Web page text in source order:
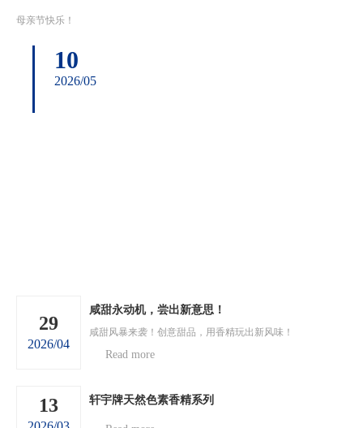
母亲节快乐！
10
2026/05
29
2026/04
咸甜永动机，尝出新意思！
咸甜风暴来袭！创意甜品，用香精玩出新风味！
Read more
13 轩宇牌天然色素香精系列